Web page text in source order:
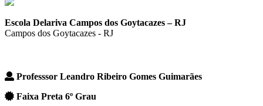
Escola Delariva Campos dos Goytacazes – RJ
Campos dos Goytacazes - RJ
Professsor Leandro Ribeiro Gomes Guimarães
Faixa Preta 6º Grau